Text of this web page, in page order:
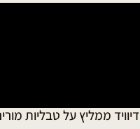
מוריה ממליצה